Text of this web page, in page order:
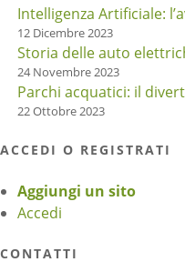
Intelligenza Artificiale:
12 Dicembre 2023
Storia delle auto
24 Novembre 2023
Parchi acquatici: il
22 Ottobre 2023
ACCEDI O REGISTRATI
Aggiungi un sito
Accedi
CONTATTI